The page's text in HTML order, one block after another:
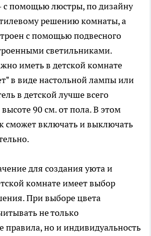
с помощью люстры, по дизайну
решению комнаты, а
с помощью подвесного
светильниками.
иметь в детской комнате
в виде настольной лампы или
в детской лучше всего
90 см. от пола. В этом
сможет включать и выключать
для создания уюта и
комнате имеет выбор
При выборе цвета
не только
но и индивидуальность